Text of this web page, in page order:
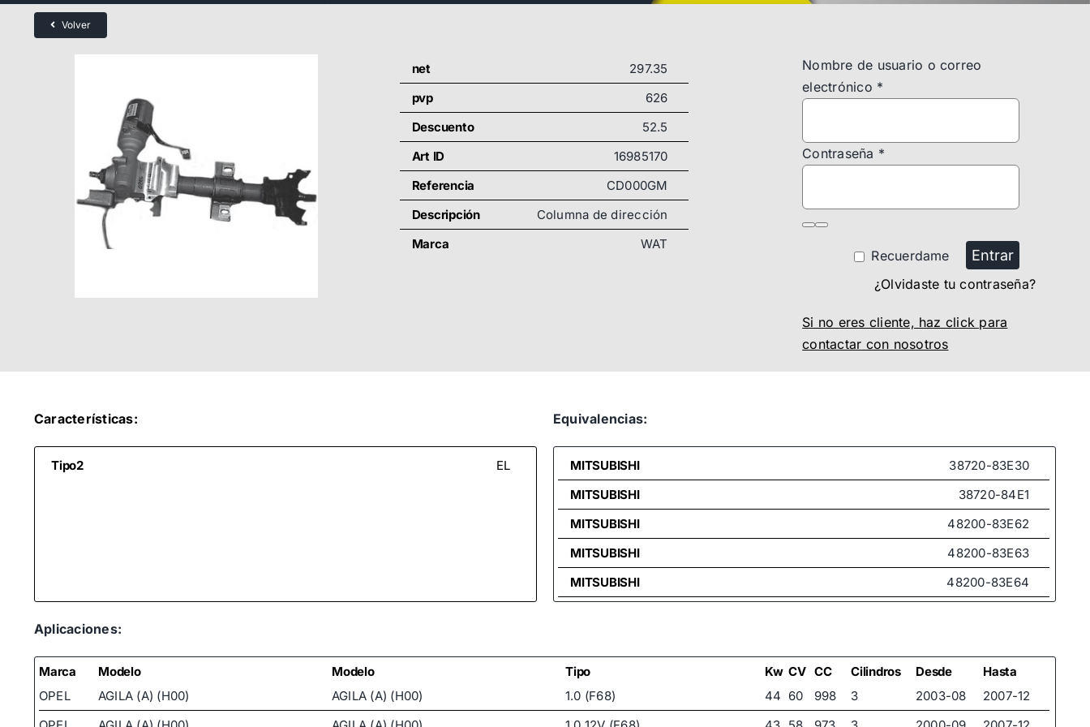
Volver
net
297.35
pvp
626
Descuento
52.5
Art ID
16985170
Referencia
CD000GM
Descripción
Columna de dirección
Marca
WAT
Nombre de usuario o correo
electrónico *
Contraseña *
Recuerdame Entrar
¿Olvidaste tu contraseña?
Si no eres cliente, haz click para
contactar con nosotros
Características:
Tipo2 EL
Equivalencias:
MITSUBISHI
38720-83E30
MITSUBISHI
38720-84E1
MITSUBISHI
48200-83E62
MITSUBISHI
48200-83E63
MITSUBISHI
48200-83E64
OPEL
38720-83E4
OPEL
47 05 471
Aplicaciones:
Marca Modelo Modelo Tipo Kw CV CC Cilindros Desde
Hasta
OPEL
AGILA (A) (H00) AGILA (A) (H00) 1.0 (F68) 44 60 998 3 2003-08
2007-12